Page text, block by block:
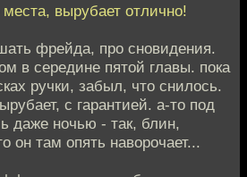
вырубает отлично!
фрейда, про сновидения.
в середине пятой главы. пока
ручки, забыл, что снилось.
с гарантией. а-то под
даже ночью - так, блин,
он там опять наворочает...